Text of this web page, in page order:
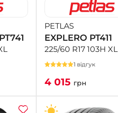
PETLAS
EXPLERO PT411
225/60 R17 103H XL
1 відгук
4 015 грн